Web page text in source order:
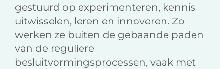
gestuurd op experimenteren, kennis
uitwisselen, leren en innoveren. Zo
werken ze buiten de gebaande paden
van de reguliere
besluitvormingsprocessen, vaak met